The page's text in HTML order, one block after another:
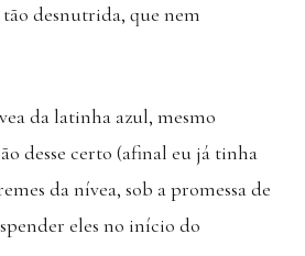
desnutrida, que nem
da latinha azul, mesmo
desse certo (afinal eu já tinha
da nívea, sob a promessa de
eles no início do